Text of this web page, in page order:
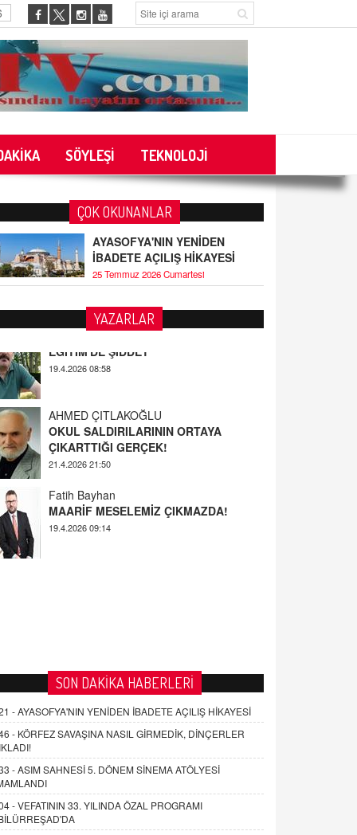
SÖYLEŞİ TEKNOLOJİ
ÇOK OKUNANLAR
AYASOFYA'NIN YENİDEN
İBADETE AÇILIŞ HİKAYESİ
25 Temmuz 2026 Cumartesi
YAZARLAR
AHMED ÇITLAKOĞLU
OKUL SALDIRILARININ ORTAYA
21.4.2026 21:50
Fatih Bayhan
MAARİF MESELEMİZ ÇIKMAZDA!
YUSUF YAVUZYILMAZ
EĞİTİM'DE ŞİDDET
SON DAKİKA HABERLERİ
-AYASOFYA'NIN YENİDEN İBADETE AÇILIŞ HİKAYESİ
- KÖRFEZ SAVAŞINA NASIL GİRMEDİK, DİNÇERLER
-ASIM SAHNESİ 5. DÖNEM SİNEMA ATÖLYESİ
-VEFATININ 33. YILINDA ÖZAL PROGRAMI